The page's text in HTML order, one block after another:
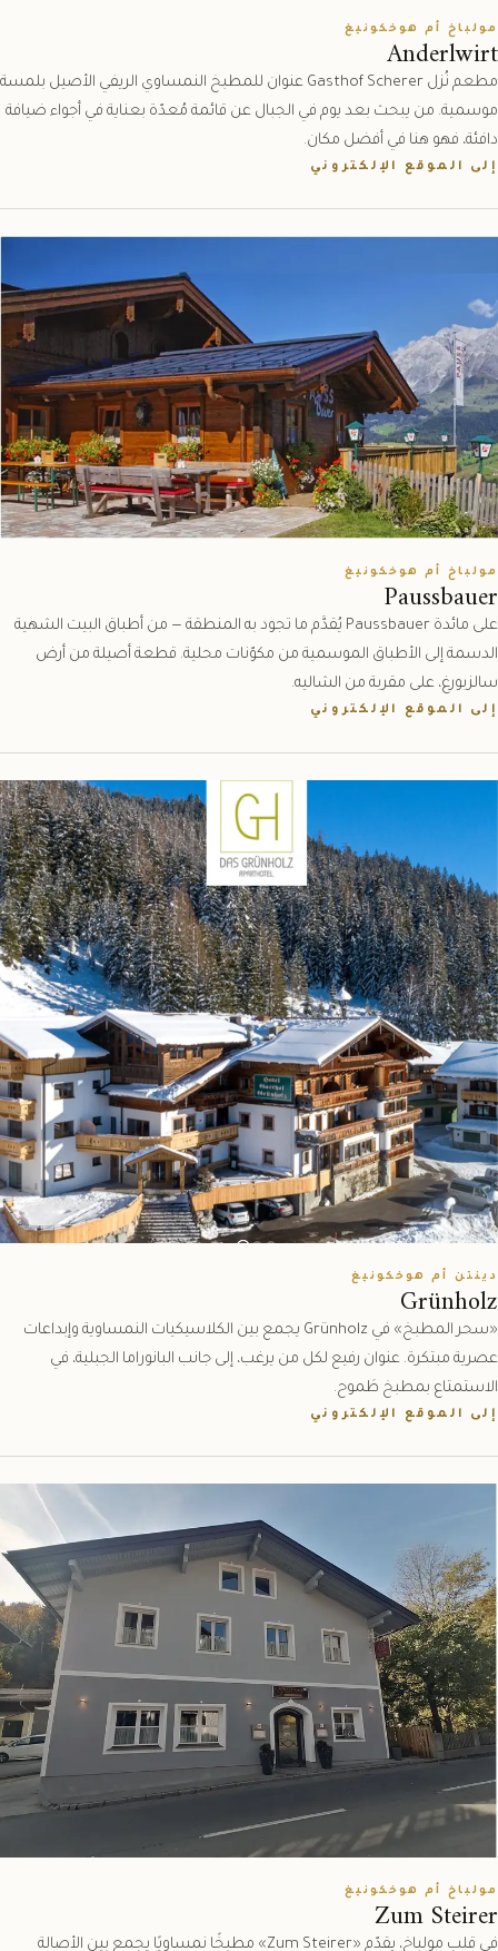
مولباخ أم هوخكونيغ
Anderlwirt
مطعم نُزل Gasthof Scherer عنوان للمطبخ النمساوي الريفي الأصيل بلمسة
موسمية. من يبحث بعد يوم في الجبال عن قائمة مُعدّة بعناية في أجواء ضيافة
دافئة، فهو هنا في أفضل مكان.
إلى الموقع الإلكتروني
مولباخ أم هوخكونيغ
Paussbauer
على مائدة Paussbauer يُقدَّم ما تجود به المنطقة — من أطباق البيت الشهية
الدسمة إلى الأطباق الموسمية من مكوّنات محلية. قطعة أصيلة من أرض
سالزبورغ، على مقربة من الشاليه.
إلى الموقع الإلكتروني
دينتن أم هوخكونيغ
Grünholz
«سحر المطبخ» في Grünholz يجمع بين الكلاسيكيات النمساوية وإبداعات
عصرية مبتكرة. عنوان رفيع لكل من يرغب، إلى جانب البانوراما الجبلية، في
الاستمتاع بمطبخ طَموح.
إلى الموقع الإلكتروني
مولباخ أم هوخكونيغ
Zum Steirer
في قلب مولباخ، يقدّم «Zum Steirer» مطبخًا نمساويًا يجمع بين الأصالة